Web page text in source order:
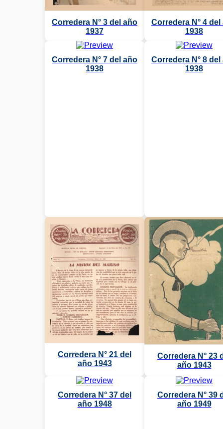
Corredera N° 3 del año
1937
Corredera N° 4 del
1938
Corredera N° 7 del año
1938
Corredera N° 8 del
1938
Corredera N° 21 del
año 1943
Corredera N° 23
año 1943
Corredera N° 37 del
año 1948
Corredera N° 39
año 1949